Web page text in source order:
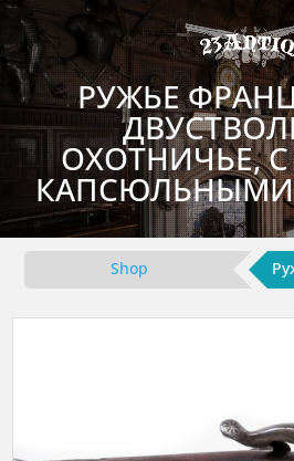
РУЖЬЕ
ОХОТНИЧЬЕ,
Shop Ружье